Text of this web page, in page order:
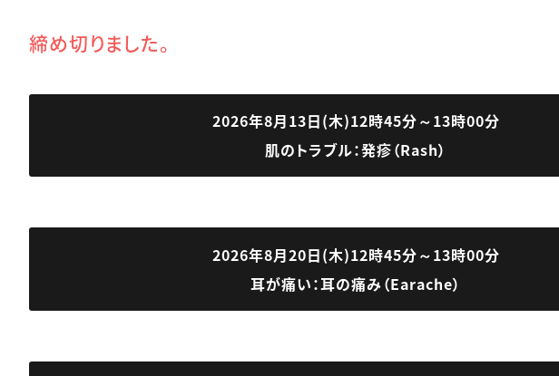
締め切りました。
2026年8月13日(木)12時45分～13時00分
肌のトラブル：発疹（Rash）
2026年8月20日(木)12時45分～13時00分
耳が痛い：耳の痛み（Earache）